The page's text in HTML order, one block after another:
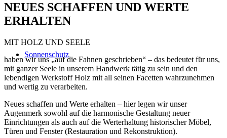
Sonnenschutz
NEUES SCHAFFEN UND WERTE
ERHALTEN
MIT HOLZ UND SEELE
haben wir uns „auf die Fahnen geschrieben“ – das bedeutet für uns,
mit ganzer Seele in unserem Handwerk tätig zu sein und den
lebendigen Werkstoff Holz mit all seinen Facetten wahrzunehmen
und wertig zu verarbeiten.
Neues schaffen und Werte erhalten – hier legen wir unser
Augenmerk sowohl auf die harmonische Gestaltung neuer
Einrichtungen als auch auf die Werterhaltung historischer Möbel,
Türen und Fenster (Restauration und Rekonstruktion).